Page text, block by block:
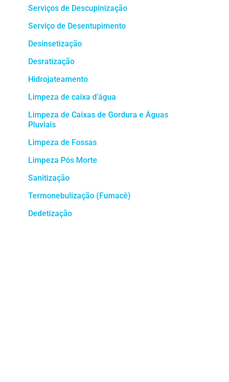
Serviços de Descupinização
Serviço de Desentupimento
Desinsetização
Desratização
Hidrojateamento
Limpeza de caixa d’água
Limpeza de Caixas de Gordura e Águas
Pluviais
Limpeza de Fossas
Limpeza Pós Morte
Sanitização
Termonebulização (Fumacê)
Dedetização